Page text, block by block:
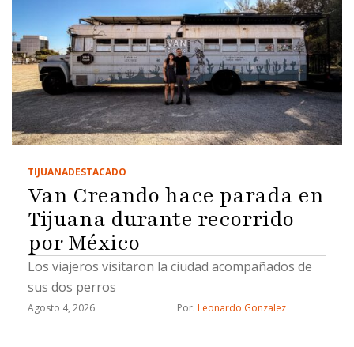
TIJUANADESTACADO
Van Creando hace parada en
Tijuana durante recorrido
por México
Los viajeros visitaron la ciudad acompañados de
sus dos perros
Agosto 4, 2026 Por: Leonardo Gonzalez